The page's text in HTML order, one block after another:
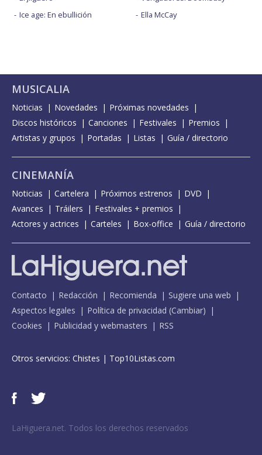
Ice age: En ebullición
Ella McCay
MUSICALIA
Noticias Novedades
Próximas novedades
Discos históricos
Canciones Festivales
Premios
Artistas y grupos
Portadas Listas Guía / directorio
CINEMANÍA
Noticias Cartelera Próximos estrenos
DVD
Avances
Tráilers
Festivales + premios
Actores y actrices
Carteles Box-office Guía / directorio
Contacto Redacción Recomienda
Sugiere una web
Aspectos legales
Política de privacidad (Cambiar)
Cookies
Publicidad y webmasters RSS
Otros servicios: Chistes | Top10Listas.com
LaHiguera.net. Todos los derechos reservados